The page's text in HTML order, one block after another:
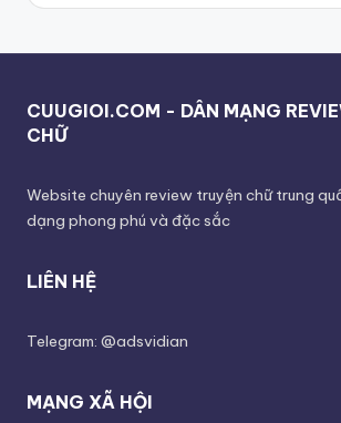
CUUGIOI.COM - DÂN MẠNG
CHỮ
Website chuyên review truyện chữ trung
dạng phong phú và đặc sắc
LIÊN HỆ
Telegram: @adsvidian
MẠNG XÃ HỘI